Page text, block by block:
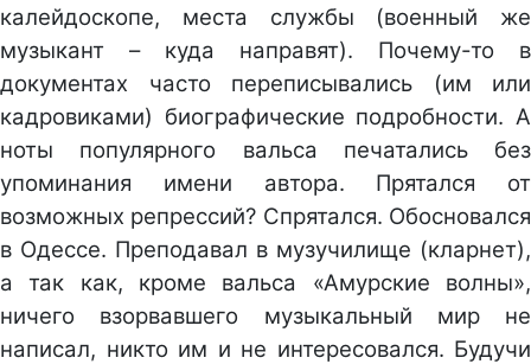
калейдоскопе, места службы (военный же
музыкант – куда направят). Почему-то в
документах часто переписывались (им или
кадровиками) биографические подробности. А
ноты популярного вальса печатались без
упоминания имени автора. Прятался от
возможных репрессий? Спрятался. Обосновался
в Одессе. Преподавал в музучилище (кларнет),
а так как, кроме вальса «Амурские волны»,
ничего взорвавшего музыкальный мир не
написал, никто им и не интересовался. Будучи